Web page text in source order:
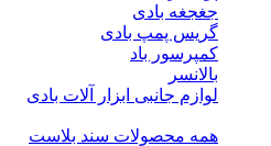
جغجغه بادی
گریس پمپ بادی
کمپرسور باد
بالانسر
لوازم جانبی ابزار آلات بادی
همه محصولات سند بلاست